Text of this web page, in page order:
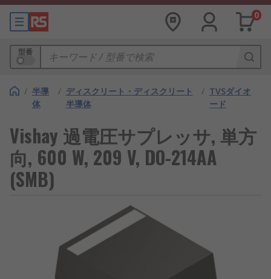
0
型番
/ 半導
体
/ ディスクリート・ディスクリート
半導体
/ TVSダイオ
ード
Vishay 過電圧サプレッサ, 単方
向, 600 W, 209 V, DO-214AA
(SMB)